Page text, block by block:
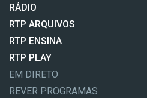
RÁDIO
RTP ARQUIVOS
RTP ENSINA
RTP PLAY
EM DIRETO
REVER PROGRAMAS